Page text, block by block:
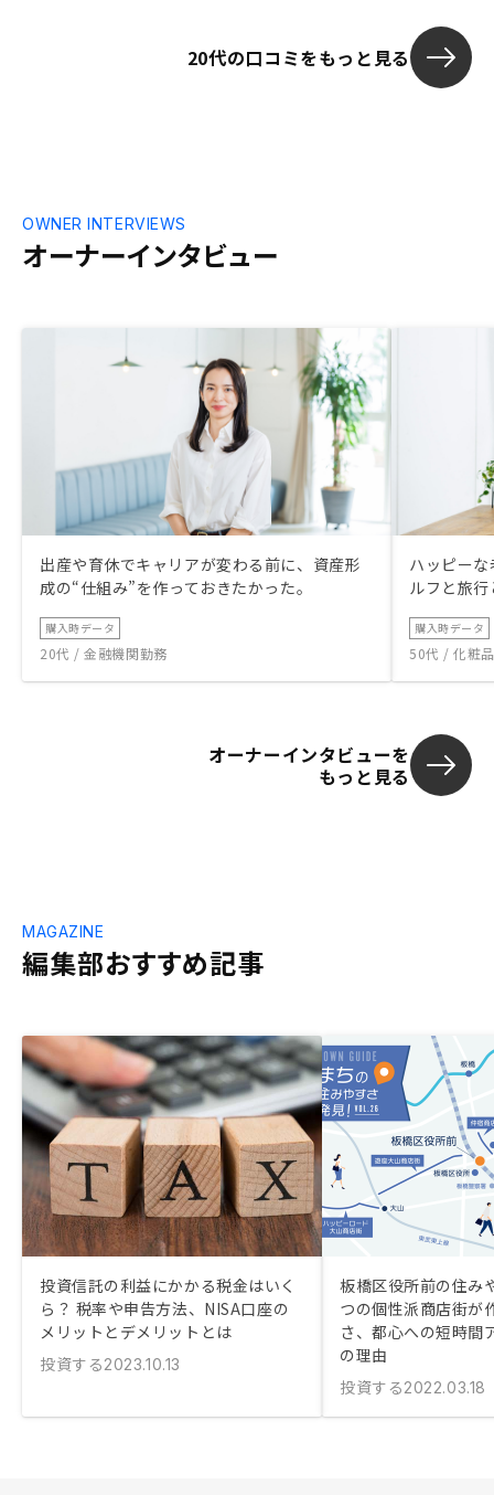
20代の口コミをもっと見る
オーナーインタビュー
OWNER INTERVIEWS
出産や育休でキャリアが変わる前に、資産形
成の“仕組み”を作っておきたかった。
購入時データ
20代 / 金融機関勤務
ハッピー
ルフと旅
購入時データ
50代 / 化粧
オーナーインタビューを
もっと見る
編集部おすすめ記事
MAGAZINE
投資信託の利益にかかる税金はいく
ら？ 税率や申告方法、NISA口座の
メリットとデメリットとは
投資する2023.10.13
板橋区役所前の住み
つの個性派商店街が
さ、都心への短時間
の理由
投資する2022.03.18